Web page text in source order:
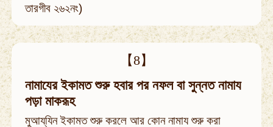
তারগীব ২৬২নং)
【8】
নামাযের ইকামত শুরু হবার পর নফল বা সুন্নত নামায
পড়া মাকরূহ
মুআয্‌যিন ইকামত শুরু করলে আর কোন নামায শুরু করা